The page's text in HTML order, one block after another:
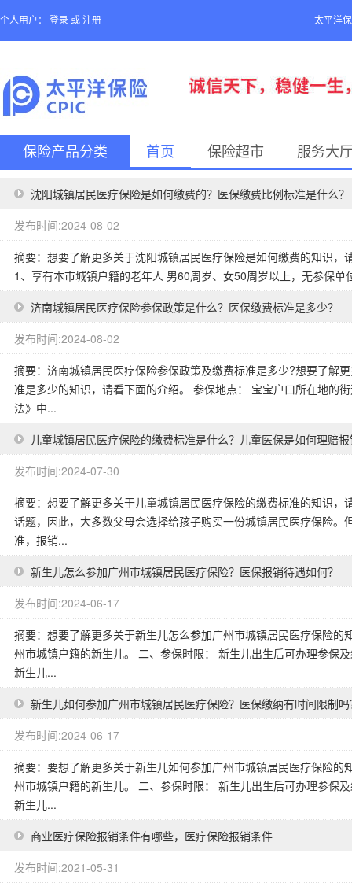
个人用户： 登录 或 注册 太平洋
保险产品分类 首页 保险超市 服务大
沈阳城镇居民医疗保险是如何缴费的？医保缴费比例标准是什么？
发布时间:2024-08-02
摘要：想要了解更多关于沈阳城镇居民医疗保险是如何缴费的知识
1、享有本市城镇户籍的老年人 男60周岁、女50周岁以上，无参保
济南城镇居民医疗保险参保政策是什么？医保缴费标准是多少？
发布时间:2024-08-02
摘要：济南城镇居民医疗保险参保政策及缴费标准是多少?想要了解
准是多少的知识，请看下面的介绍。 参保地点： 宝宝户口所在地的
法》中...
儿童城镇居民医疗保险的缴费标准是什么？儿童医保是如何理赔
发布时间:2024-07-30
摘要：想要了解更多关于儿童城镇居民医疗保险的缴费标准的知识
话题，因此，大多数父母会选择给孩子购买一份城镇居民医疗保险
准，报销...
新生儿怎么参加广州市城镇居民医疗保险？医保报销待遇如何？
发布时间:2024-06-17
摘要：想要了解更多关于新生儿怎么参加广州市城镇居民医疗保险
州市城镇户籍的新生儿。 二、参保时限： 新生儿出生后可办理参保
新生儿...
新生儿如何参加广州市城镇居民医疗保险？医保缴纳有时间限制
发布时间:2024-06-17
摘要：要想了解更多关于新生儿如何参加广州市城镇居民医疗保险
州市城镇户籍的新生儿。 二、参保时限： 新生儿出生后可办理参保
新生儿...
商业医疗保险报销条件有哪些，医疗保险报销条件
发布时间:2021-05-31